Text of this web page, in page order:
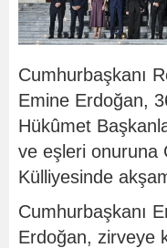
Cumhurbaşkanı
Emine Erdoğan,
Hükûmet
ve eşleri onuruna
Külliyesinde
Cumhurbaşkanı
Erdoğan, zirveye